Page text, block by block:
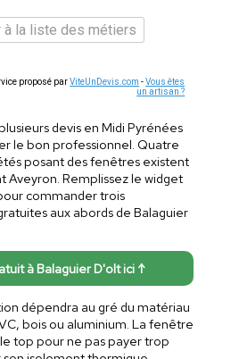
à la liste des métiers
proposé parViteUnDevis.com -Vous êtes
un artisan ?
devis en Midi Pyrénées
le bon professionnel. Quatre
posant des fenêtres existent
Aveyron. Remplissez le widget
commander trois
aux abords de Balaguier
à Balaguier D'olt ici ↑
dépendra au gré du matériau
bois ou aluminium. La fenêtre
top pour ne pas payer trop